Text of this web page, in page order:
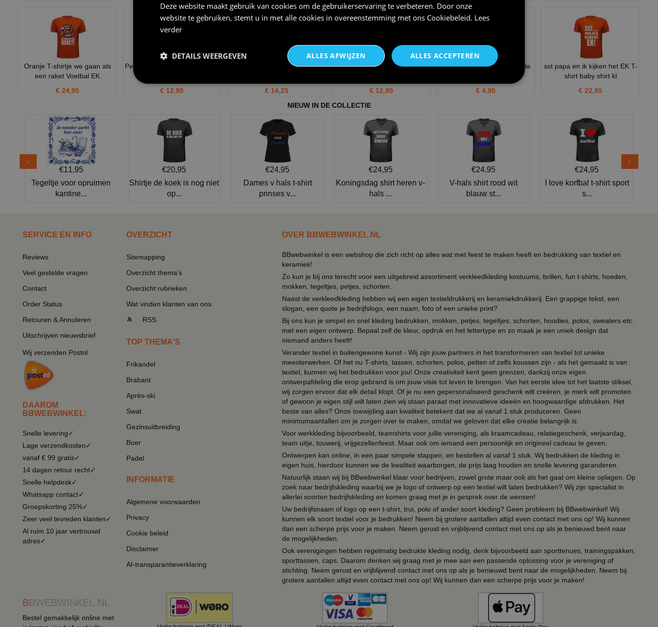
Oranje T-shirtje we gaan als
een raket Voetbal EK
€ 24,95
Pet pas op ik kan zomaar over
€ 12,95
Windbreaker met capuchon
€ 14,25
Oranje Pet met symbool NL
€ 12,95
Retro zonneklep oranje foute
€ 4,95
sst papa en ik kijken het EK T-
shirt baby shirt kl
€ 22,95
NIEUW IN DE COLLECTIE
€11,95
Tegeltje voor opruimen
kantine...
€20,95
Shirtje de koek is nog niet
op...
€24,95
Dames v hals t-shirt
prinses v...
€24,95
Koningsdag shirt heren v-
hals ...
€24,95
V-hals shirt rood wit
blauw st...
€24,95
I love korfbal t-shirt sport
s...
SERVICE EN INFO
Reviews
Veel gestelde vragen
Contact
Order Status
Retouren & Annuleren
Uitschrijven nieuwsbrief
Wij verzenden Postnl
DAAROM
BBWEBWINKEL:
Snelle levering✓
Lage verzendkosten✓
vanaf € 99 gratis✓
14 dagen retour recht✓
Snelle helpdesk✓
Whatsapp contact✓
Groepskorting 25%✓
Zeer veel tevreden klanten✓
Al ruim 10 jaar vertrouwd
adres✓
OVERZICHT
Sitemapping
Overzicht thema's
Overzicht rubrieken
Wat vinden klanten van ons
RSS
TOP THEMA'S
Frikandel
Brabant
Après-ski
Swat
Gezinsuitbreiding
Boer
Padel
INFORMATIE
Algemene voorwaarden
Privacy
Cookie beleid
Disclaimer
AI-transparantieverklaring
OVER BBWEBWINKEL.NL
BBwebwinkel is een webshop die zich richt op alles wat met feest te maken heeft en bedrukking van textiel en
keramiek!
Zo kun je bij ons terecht voor een uitgebreid assortiment verkleedkleding kostuums, brillen, fun t-shirts, hoeden,
mokken, tegeltjes, petjes, schorten.
Naast de verkleedkleding hebben wij een eigen textieldrukkerij en keramiekdrukkerij. Een grappige tekst, een
slogan, een quote je bedrijfslogo, een naam, foto of een unieke print?
Bij ons kun je simpel en snel kleding bedrukken, mokken, petjes, tegeltjes, schorten, hoodies, polos, sweaters etc.
met een eigen ontwerp. Bepaal zelf de kleur, opdruk en het lettertype en zo maak je een uniek design dat
niemand anders heeft!
Verander textiel in buitengewone kunst - Wij zijn jouw partners in het transformeren van textiel tot unieke
meesterwerken. Of het nu T-shirts, tassen, schorten, polos, petten of zelfs koussen zijn - als het gemaakt is van
textiel, kunnen wij het bedrukken voor jou! Onze creativiteit kent geen grenzen, dankzij onze eigen
ontwerpafdeling die erop gebrand is om jouw visie tot leven te brengen. Van het eerste idee tot het laatste stiksel,
wij zorgen ervoor dat elk detail klopt. Of je nu een gepersonaliseerd geschenk wilt creëren, je merk wilt promoten
of gewoon je eigen stijl wilt laten zien wij staan paraat met innovatieve ideeën en hoogwaardige afdrukken. Het
beste van alles? Onze toewijding aan kwaliteit betekent dat we al vanaf 1 stuk produceren. Geen
minimumaantallen om je zorgen over te maken, omdat we geloven dat elke creatie belangrijk is.
Voor werkkleding bijvoorbeeld, teamshirts voor jullie vereniging, als kraamcadeau, relatiegeschenk, verjaardag,
team uitje, touwerij, vrijgezellenfeest. Maar ook om iemand een persoonlijk en origineel cadeau te geven.
Ontwerpen kan online, in een paar simpele stappen, en bestellen al vanaf 1 stuk. Wij bedrukken de kleding in
eigen huis, hierdoor kunnen we de kwaliteit waarborgen, de prijs laag houden en snelle levering garanderen.
Natuurlijk staan wij bij BBwebwinkel klaar voor bedrijven, zowel grote maar ook als het gaat om kleine oplagen. Op
zoek naar bedrijfskleding waarbij we je logo of ontwerp op een textiel wilt laten bedrukken? Wij zijn specialist in
allerlei soorten bedrijfskleding en komen graag met je in gesprek over de wensen!
Uw bedrijfsnaam of logo op een t-shirt, trui, polo of ander soort kleding? Geen probleem bij BBwebwinkel! Wij
kunnen elk soort textiel voor je bedrukken! Neem bij grotere aantallen altijd even contact met ons op! Wij kunnen
dan een scherpe prijs voor je maken. Neem gerust en vrijblijvend contact met ons op als je benieuwd bent naar
de mogelijkheden.
Ook verenigingen hebben regelmatig bedrukte kleding nodig, denk bijvoorbeeld aan sporttenues, trainingspakken,
sporttassen, caps. Daarom denken wij graag met je mee aan een passende oplossing voor je vereniging of
stichting. Neem gerust en vrijblijvend contact met ons op als je benieuwd bent naar de mogelijkheden. Neem bij
grotere aantallen altijd even contact met ons op! Wij kunnen dan een scherpe prijs voor je maken!
BBWEBWINKEL.NL
Bestel gemakkelijk online met
Deze website maakt gebruik van cookies om de gebruikerservaring te verbeteren. Door onze
website te gebruiken, stemt u in met alle cookies in overeenstemming met ons Cookiebeleid. Lees
verder
ALLES ACCEPTEREN
ALLES AFWIJZEN
DETAILS WEERGEVEN